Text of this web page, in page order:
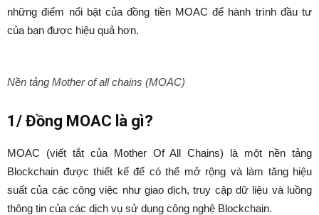
những điểm nổi bật của đồng tiền MOAC để hành trình đầu tư
của bạn được hiệu quả hơn.
Nền tảng Mother of all chains (MOAC)
1/ Đồng MOAC là gì?
MOAC (viết tắt của Mother Of All Chains) là một nền tảng
Blockchain được thiết kế để có thể mở rộng và làm tăng hiệu
suất của các công việc như giao dịch, truy cập dữ liệu và luồng
thông tin của các dịch vụ sử dụng công nghệ Blockchain.